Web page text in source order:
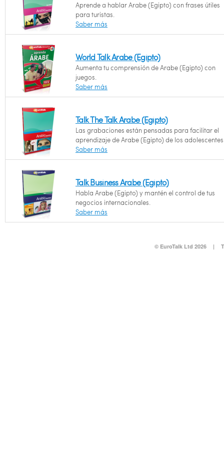
Aprende a hablar Arabe (Egipto) con frases útiles
para turistas.
Saber más
World Talk Arabe (Egipto)
Aumenta tu comprensión de Arabe (Egipto) con
juegos.
Saber más
Talk The Talk Arabe (Egipto)
Las grabaciones están pensadas para facilitar el
aprendizaje de Arabe (Egipto) de los
Saber más
Talk Business Arabe (Egipto)
Habla Arabe (Egipto) y mantén el control de tus
negocios internacionales.
Saber más
© EuroTalk Ltd 2026 |